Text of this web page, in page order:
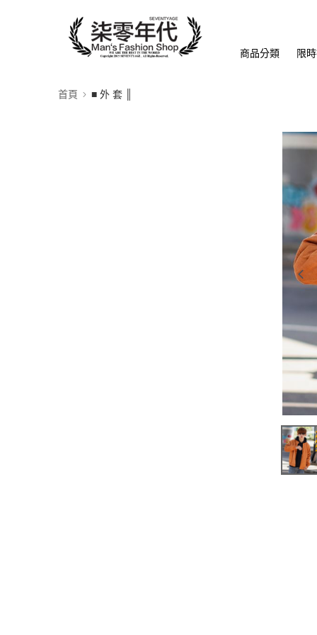
商品分類 限
首頁 ■ 外 套 ║